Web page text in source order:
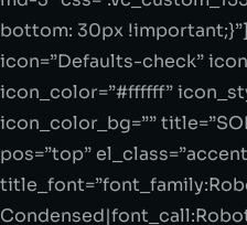
bottom: 30px
icon=”Defaults-check”
icon_color=”#ffffff”
icon_color_bg=””
pos=”top”